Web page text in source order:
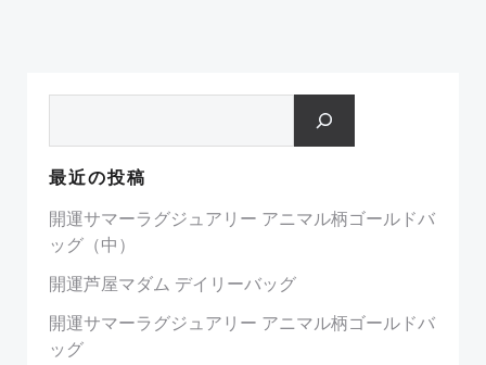
最近の投稿
開運サマーラグジュアリー アニマル柄ゴールドバ
ッグ（中）
開運芦屋マダム デイリーバッグ
開運サマーラグジュアリー アニマル柄ゴールドバ
ッグ